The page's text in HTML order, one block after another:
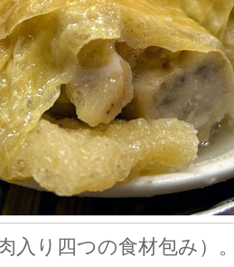
入り四つの食材包み）